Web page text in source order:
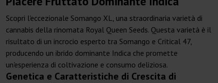
Scopri l'eccezionale Somango XL, una straordinaria varietà di
cannabis della rinomata Royal Queen Seeds. Questa varietà è il
risultato di un incrocio esperto tra Somango e Critical 47,
producendo un ibrido dominante Indica che promette
un'esperienza di coltivazione e consumo deliziosa.
Genetica e Caratteristiche di Crescita di